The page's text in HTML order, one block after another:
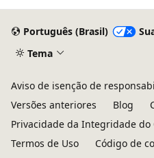
Português (Brasil)
Tema
Aviso de isenção de
Versões anteriores
Blog
Privacidade da Integridade do
Termos de Uso
Código de